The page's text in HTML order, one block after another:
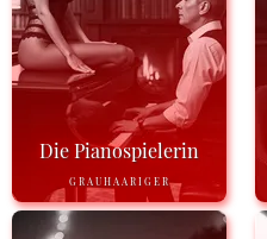
Die Pianospielerin
GRAUHAARIGER